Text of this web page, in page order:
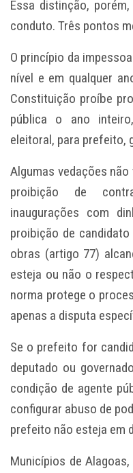
Essa distinção,
conduto. Três pontos
O princípio da
nível e em qualquer
Constituição proíbe
pública o ano
eleitoral, para prefeito,
Algumas vedações
proibição de
inaugurações com
proibição de
obras (artigo 77)
esteja ou não o
norma protege o
apenas a disputa
Se o prefeito for
deputado ou
condição de agente
configurar abuso de
prefeito não esteja em
Municípios de